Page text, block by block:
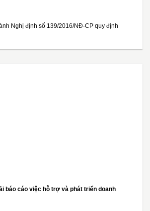
Nghị định số 139/2016/NĐ-CP quy định
báo cáo việc hỗ trợ và phát triển doanh